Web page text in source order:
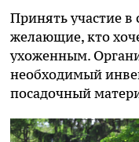
Принять участие в
желающие, кто
ухоженным.
необходимый
посадочный